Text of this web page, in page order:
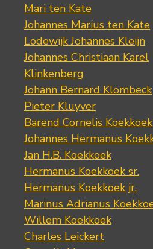
Mari ten Kate
Johannes Marius ten Kate
Lodewijk Johannes Kleijn
Johannes Christiaan Karel
Klinkenberg
Johann Bernard Klombeck
Pieter Kluyver
Barend Cornelis Koekkoek
Johannes Hermanus
Jan H.B. Koekkoek
Hermanus Koekkoek sr.
Hermanus Koekkoek jr.
Marinus Adrianus
Willem Koekkoek
Charles Leickert